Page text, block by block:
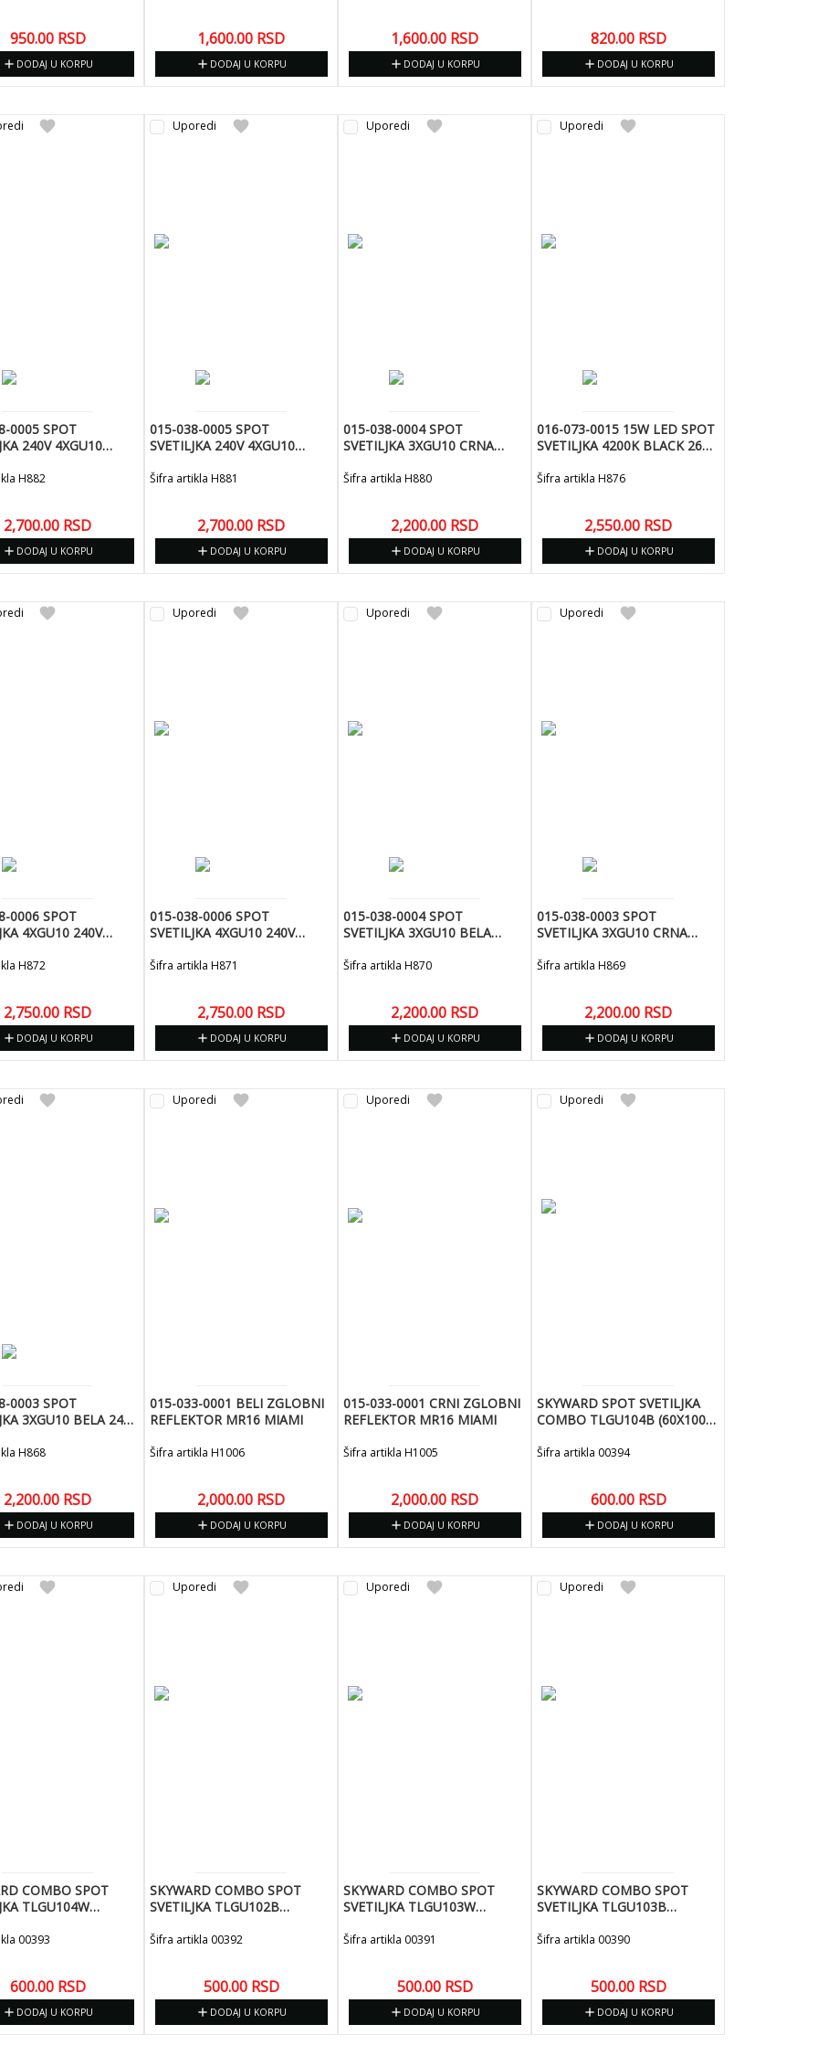
950.00 RSD
add DODAJ U KORPU
1,600.00 RSD
add DODAJ U KORPU
1,600.00 RSD
add DODAJ U KORPU
820.00 RSD
add DODAJ U KORPU
favorite
0005 SPOT
240V 4XGU10
H882
2,700.00 RSD
add DODAJ U KORPU
favorite
Uporedi
015-038-0005 SPOT
SVETILJKA 240V 4XGU10
Šifra artikla H881
2,700.00 RSD
add DODAJ U KORPU
favorite
Uporedi
015-038-0004 SPOT
SVETILJKA 3XGU10 CRNA
Šifra artikla H880
2,200.00 RSD
add DODAJ U KORPU
favorite
Uporedi
016-073-0015 15W LED SPOT
SVETILJKA 4200K BLACK 265V
Šifra artikla H876
2,550.00 RSD
add DODAJ U KORPU
favorite
0006 SPOT
4XGU10 240V
H872
2,750.00 RSD
add DODAJ U KORPU
favorite
Uporedi
015-038-0006 SPOT
SVETILJKA 4XGU10 240V
Šifra artikla H871
2,750.00 RSD
add DODAJ U KORPU
favorite
Uporedi
015-038-0004 SPOT
SVETILJKA 3XGU10 BELA
Šifra artikla H870
2,200.00 RSD
add DODAJ U KORPU
favorite
Uporedi
015-038-0003 SPOT
SVETILJKA 3XGU10 CRNA
Šifra artikla H869
2,200.00 RSD
add DODAJ U KORPU
favorite
0003 SPOT
3XGU10 BELA 240V
H868
2,200.00 RSD
add DODAJ U KORPU
favorite
Uporedi
015-033-0001 BELI ZGLOBNI
REFLEKTOR MR16 MIAMI
Šifra artikla H1006
2,000.00 RSD
add DODAJ U KORPU
favorite
Uporedi
015-033-0001 CRNI ZGLOBNI
REFLEKTOR MR16 MIAMI
Šifra artikla H1005
2,000.00 RSD
add DODAJ U KORPU
favorite
Uporedi
SKYWARD SPOT SVETILJKA
COMBO TLGU104B (60X100)
Šifra artikla 00394
600.00 RSD
add DODAJ U KORPU
favorite
COMBO SPOT
TLGU104W
00393
600.00 RSD
add DODAJ U KORPU
favorite
Uporedi
SKYWARD COMBO SPOT
SVETILJKA TLGU102B
KOSA
Šifra artikla 00392
500.00 RSD
add DODAJ U KORPU
favorite
Uporedi
SKYWARD COMBO SPOT
SVETILJKA TLGU103W
SVETLECI OBRUC
Šifra artikla 00391
500.00 RSD
add DODAJ U KORPU
favorite
Uporedi
SKYWARD COMBO SPOT
SVETILJKA TLGU103B
(SVETLECI OBRUC)
Šifra artikla 00390
500.00 RSD
add DODAJ U KORPU